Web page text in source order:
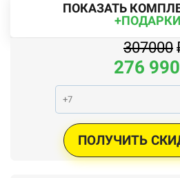
ПОКАЗАТЬ
307000
276 990
ПОЛУЧИТЬ